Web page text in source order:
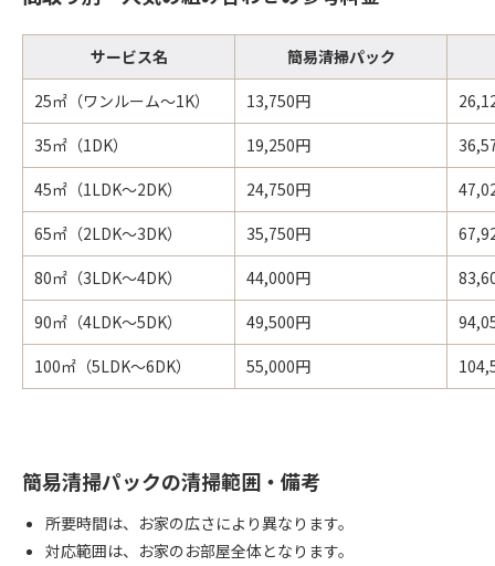
サービス名
簡易清掃パック
25㎡（ワンルーム～1K）
13,750円
35㎡（1DK）
19,250円
45㎡（1LDK～2DK）
24,750円
65㎡（2LDK～3DK）
35,750円
80㎡（3LDK～4DK）
44,000円
90㎡（4LDK～5DK）
49,500円
100㎡（5LDK～6DK）
55,000円
簡易清掃パックの清掃範囲・備考
所要時間は、お家の広さにより異なります。
対応範囲は、お家のお部屋全体となります。